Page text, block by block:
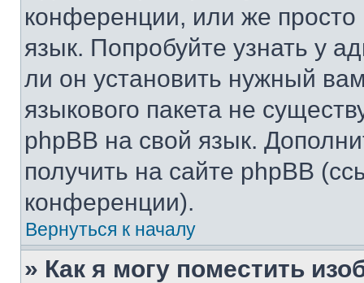
конференции, или же
язык. Попробуйте узнать у
ли он установить нужный
языкового пакета не
phpBB на свой язык.
получить на сайте phpBB
конференции).
Вернуться к началу
» Как я могу поместить